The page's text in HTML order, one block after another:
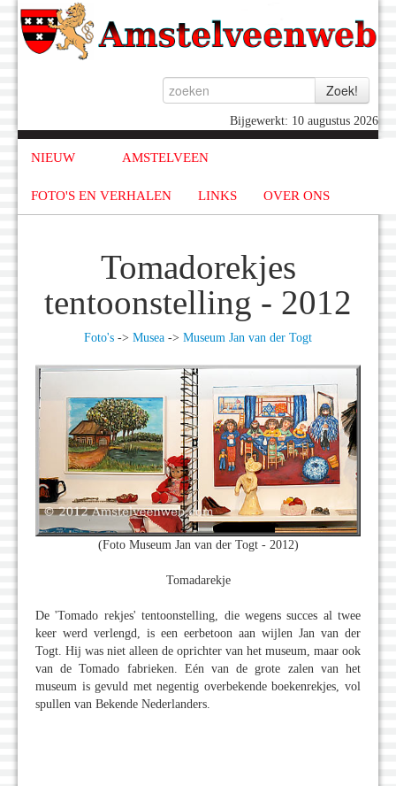
Bijgewerkt: 10 augustus 2026
NIEUW AMSTELVEEN
FOTO'S EN VERHALEN LINKS OVER ONS
Tomadorekjes
tentoonstelling - 2012
Foto's -> Musea -> Museum Jan van der Togt
(Foto Museum Jan van der Togt - 2012)
Tomadarekje
De 'Tomado rekjes' tentoonstelling, die wegens succes al twee
keer werd verlengd, is een eerbetoon aan wijlen Jan van der
Togt. Hij was niet alleen de oprichter van het museum, maar ook
van de Tomado fabrieken. Eén van de grote zalen van het
museum is gevuld met negentig overbekende boekenrekjes, vol
spullen van Bekende Nederlanders.